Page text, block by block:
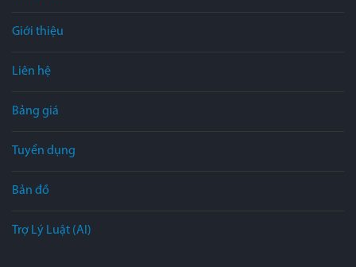
Giới thiệu
Liên hệ
Bảng giá
Tuyển dụng
Bản đồ
Trợ Lý Luật (AI)